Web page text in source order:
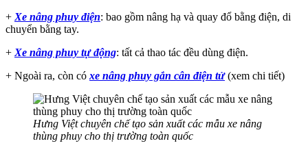
+ Xe nâng phuy điện: bao gồm nâng hạ và quay đổ bằng điện, di
chuyển bằng tay.
+ Xe nâng phuy tự động: tất cả thao tác đều dùng điện.
+ Ngoài ra, còn có xe nâng phuy gắn cân điện tử(xem chi tiết)
Hưng Việt chuyên chế tạo sản xuất các mẫu xe nâng
thùng phuy cho thị trường toàn quốc